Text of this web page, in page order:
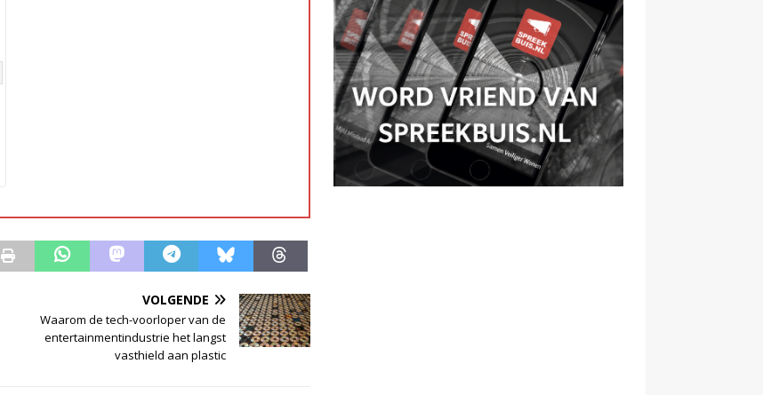
VOLGENDE
Waarom de tech-voorloper van de
entertainmentindustrie het langst
vasthield aan plastic